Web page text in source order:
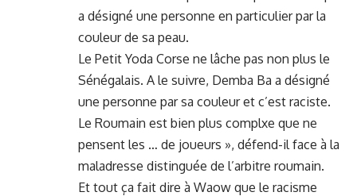
a désigné une personne en particulier par la
couleur de sa peau.
Le Petit Yoda Corse ne lâche pas non plus le
Sénégalais. A le suivre, Demba Ba a désigné
une personne par sa couleur et c’est raciste.
Le Roumain est bien plus complxe que ne
pensent les … de joueurs », défend-il face à la
maladresse distinguée de l’arbitre roumain.
Et tout ça fait dire à Waow que le racisme